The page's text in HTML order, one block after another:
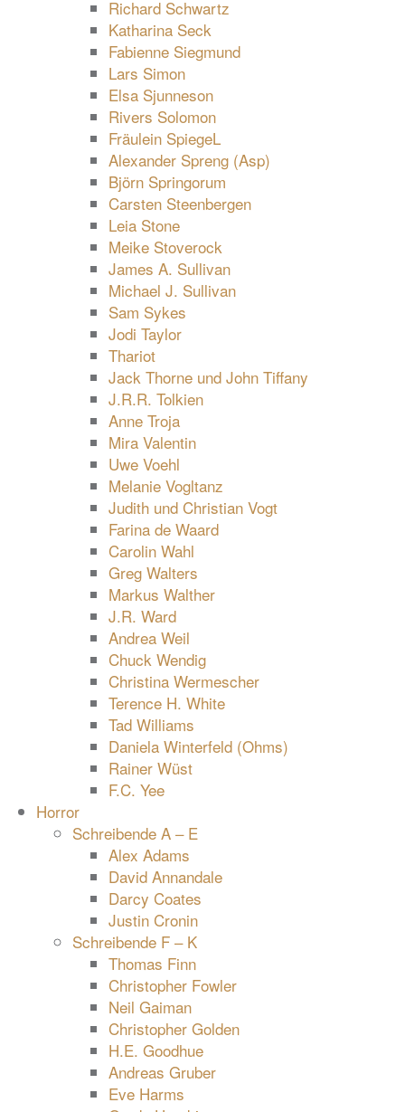
Richard Schwartz
Katharina Seck
Fabienne Siegmund
Lars Simon
Elsa Sjunneson
Rivers Solomon
Fräulein SpiegeL
Alexander Spreng (Asp)
Björn Springorum
Carsten Steenbergen
Leia Stone
Meike Stoverock
James A. Sullivan
Michael J. Sullivan
Sam Sykes
Jodi Taylor
Thariot
Jack Thorne und John Tiffany
J.R.R. Tolkien
Anne Troja
Mira Valentin
Uwe Voehl
Melanie Vogltanz
Judith und Christian Vogt
Farina de Waard
Carolin Wahl
Greg Walters
Markus Walther
J.R. Ward
Andrea Weil
Chuck Wendig
Christina Wermescher
Terence H. White
Tad Williams
Daniela Winterfeld (Ohms)
Rainer Wüst
F.C. Yee
Horror
Schreibende A – E
Alex Adams
David Annandale
Darcy Coates
Justin Cronin
Schreibende F – K
Thomas Finn
Christopher Fowler
Neil Gaiman
Christopher Golden
H.E. Goodhue
Andreas Gruber
Eve Harms